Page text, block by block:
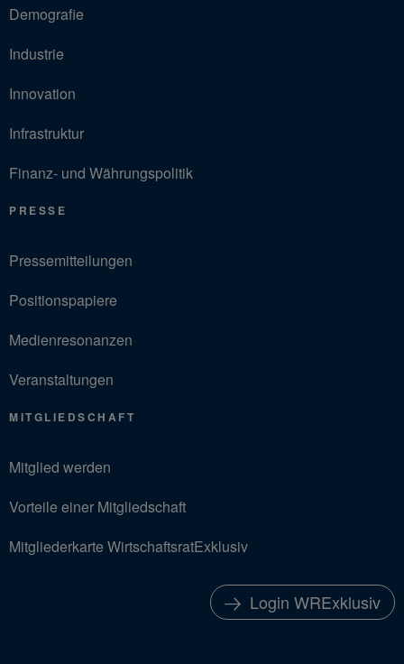
Demografie
Industrie
Innovation
Infrastruktur
Finanz- und Währungspolitik
PRESSE
Pressemitteilungen
Positionspapiere
Medienresonanzen
Veranstaltungen
MITGLIEDSCHAFT
Mitglied werden
Vorteile einer Mitgliedschaft
Mitgliederkarte WirtschaftsratExklusiv
Login WRExklusiv